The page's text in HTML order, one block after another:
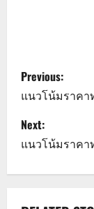
P
o
s
t
Previous:
แนวโน้มราคา
Next:
แนวโน้มราคา